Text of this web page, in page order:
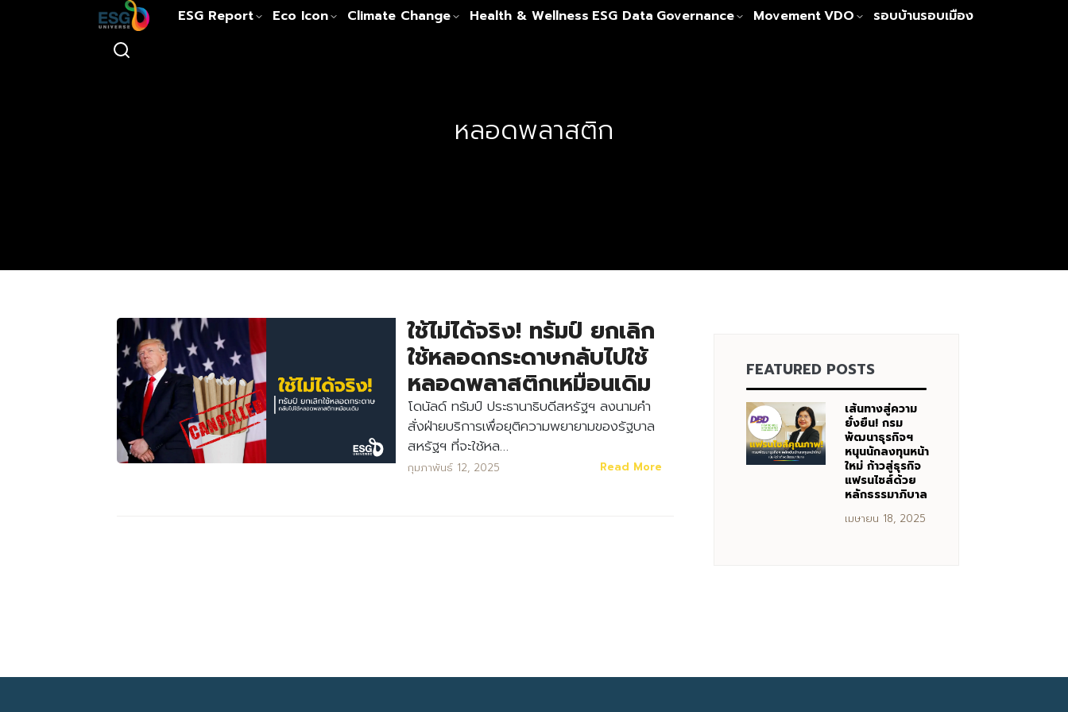
ESG Report Eco Icon Climate Change Health & Wellness ESG Data Governance MovementVDO รอบบ้านรอบเมือง
หลอดพลาสติก
ใช้ไม่ได้จริง! ทรัมป์ ยกเลิก
ใช้หลอดกระดาษกลับไปใช้
หลอดพลาสติกเหมือนเดิม
โดนัลด์ ทรัมป์ ประธานาธิบดีสหรัฐฯ ลงนามคำ
สั่งฝ่ายบริการเพื่อยุติความพยายามของรัฐบาล
สหรัฐฯ ที่จะใช้หล…
กุมภาพันธ์ 12, 2025 Read More
FEATURED POSTS
เส้นทางสู่ความ
ยั่งยืน! กรม
พัฒนาธุรกิจฯ
หนุนนักลงทุนหน้า
ใหม่ ก้าวสู่ธุรกิจ
แฟรนไชส์ด้วย
หลักธรรมาภิบาล
เมษายน 18, 2025